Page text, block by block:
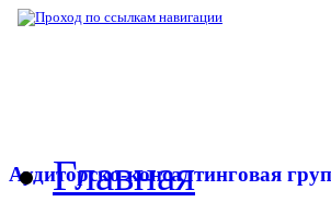
Аудиторско-консалтинговая
Главная